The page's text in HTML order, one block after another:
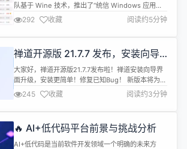
队基于 Wine 技术，推出了“统信 Windows 应用兼
容引擎”，支持在 deepin 和统信 UOS 系统上直接双
击运行 Windows 应用，还能将本地 Windows 应用
通过简单的配置打包成 deb 包，轻松分享 Windows
擎 V3.4...
292 收藏 阅读约5分钟
禅道开源版 21.7.7 发布，安装向导
界面升级，修复已知 Bug
大家好，禅道开源版21.7.7发布啦！禅道安装向导界
面升级，安装更简单！修复已知Bug！ 新版本将为用
户带来更好的使用体验和更高的工作效率，感谢大家
一直以来的支持和反馈，我们将继续努力提供更优秀
的产品和服务！ 新增功能点 禅道： 安装向导界面升
部需求和Bug：请点击查看 ▼ 安装向导界面升级，
安装更简单，解压...
245 收藏 阅读约3分钟
🔥 AI+低代码平台前景与挑战分析
AI+低代码是当前软件开发领域一个明确的未来方